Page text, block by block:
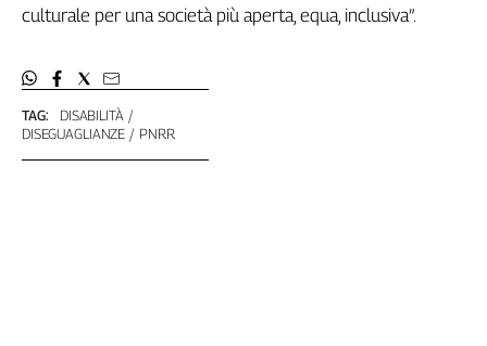
TAG:
DISABILITÀ
DISEGUAGLIANZE
PNRR
culturale per una società più aperta, equa, inclusiva”.